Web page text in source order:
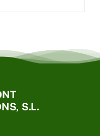
S.L.